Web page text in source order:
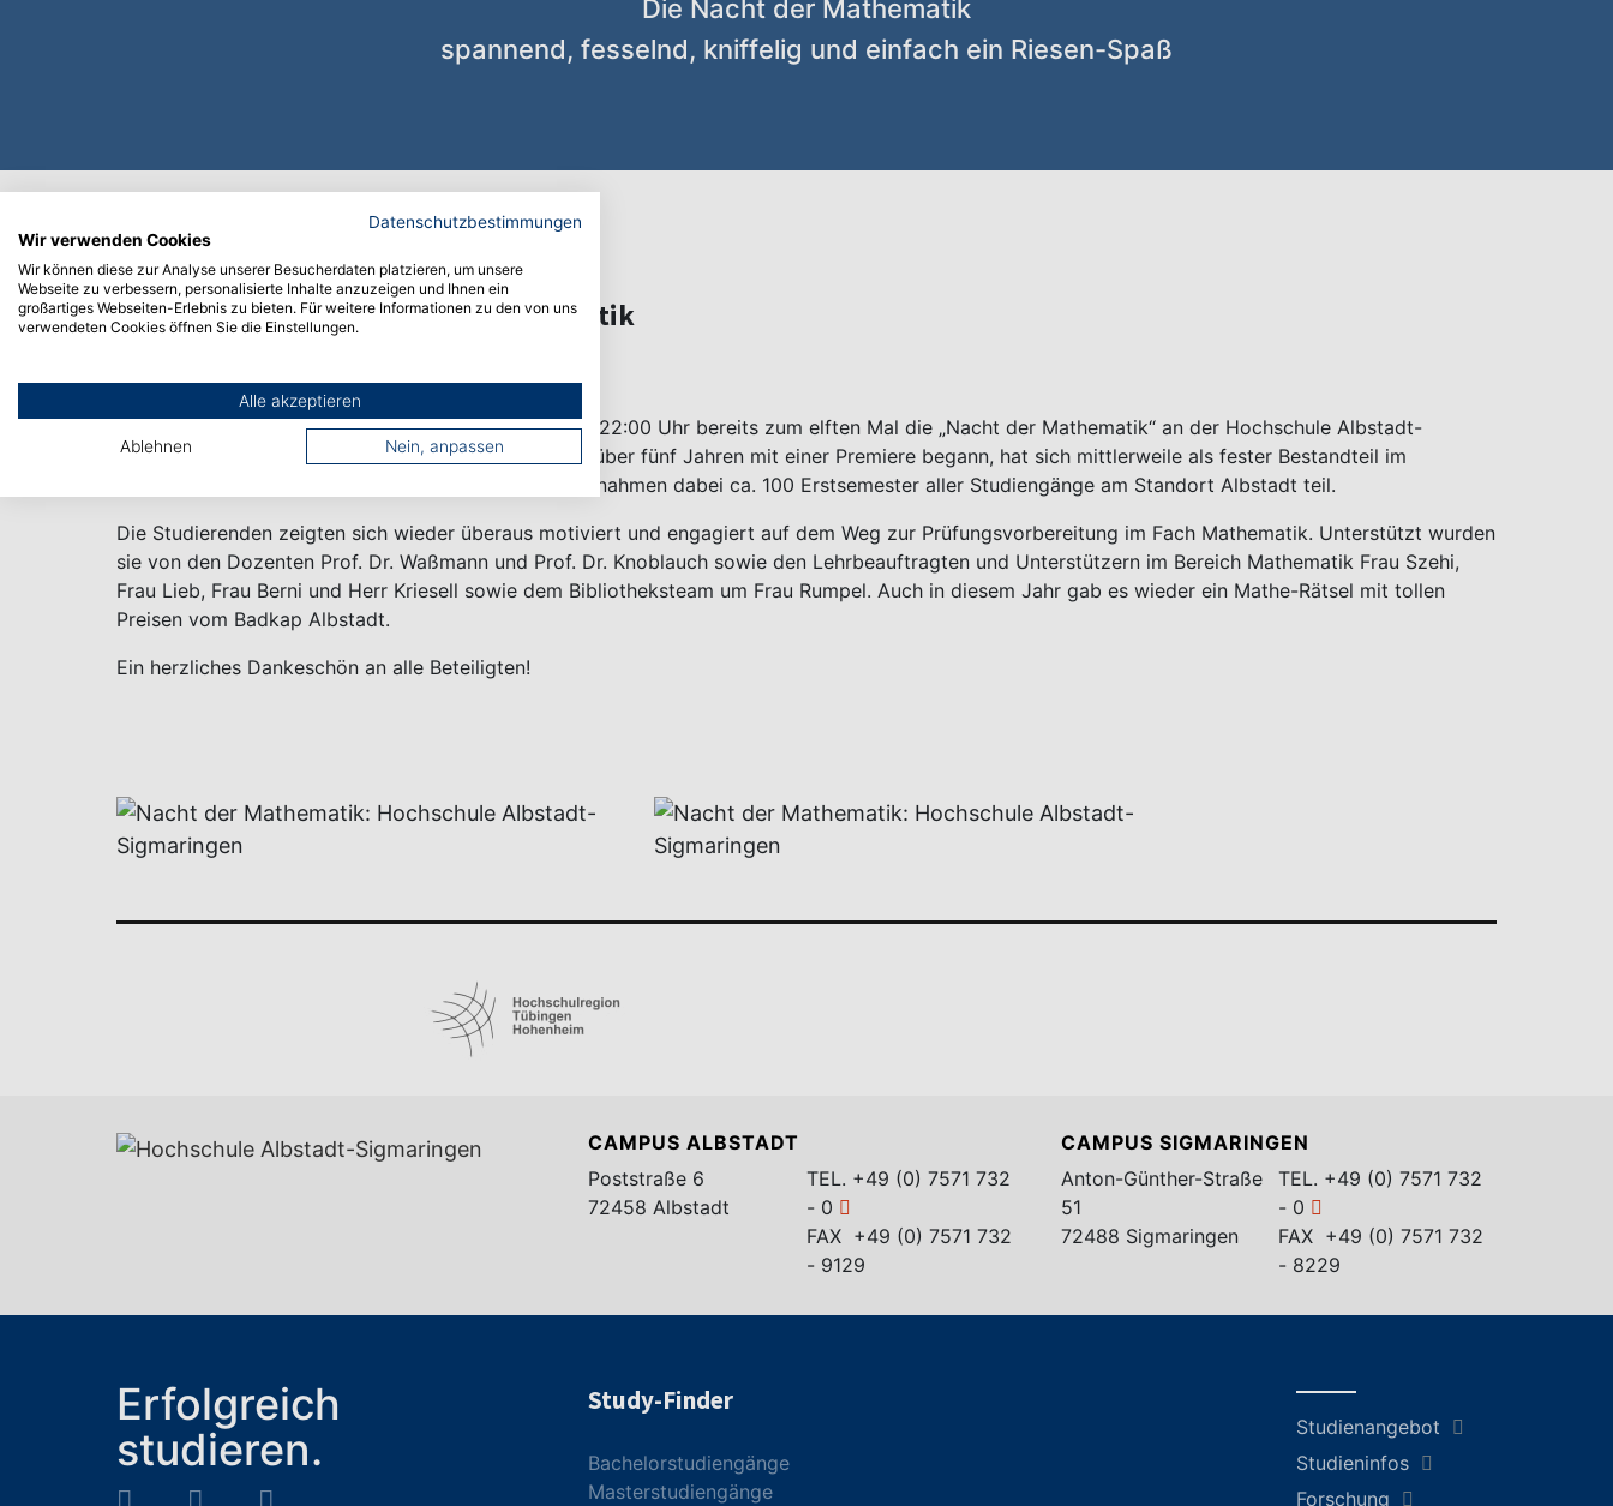
Die Nacht der Mathematik
spannend, fesselnd, kniffelig und einfach ein Riesen-Spaß
Rückblick: Die 11. Nacht der Mathematik
Am Abend des 4. Dezember 2018 fand von 17:30 bis 22:00 Uhr bereits zum elften Mal die „Nacht der Mathematik“ an der Hochschule Albstadt-
Sigmaringen in der Mensa in Albstadt statt. Was vor über fünf Jahren mit einer Premiere begann, hat sich mittlerweile als fester Bestandteil im
Semester etabliert. An der 11. Nacht der Mathematik nahmen dabei ca. 100 Erstsemester aller Studiengänge am Standort Albstadt teil.
Die Studierenden zeigten sich wieder überaus motiviert und engagiert auf dem Weg zur Prüfungsvorbereitung im Fach Mathematik. Unterstützt wurden
sie von den Dozenten Prof. Dr. Waßmann und Prof. Dr. Knoblauch sowie den Lehrbeauftragten und Unterstützern im Bereich Mathematik Frau Szehi,
Frau Lieb, Frau Berni und Herr Kriesell sowie dem Bibliotheksteam um Frau Rumpel. Auch in diesem Jahr gab es wieder ein Mathe-Rätsel mit tollen
Preisen vom Badkap Albstadt.
Ein herzliches Dankeschön an alle Beteiligten!
CAMPUS ALBSTADT
Poststraße 6
72458 Albstadt
TEL. +49 (0) 7571 732
- 0
FAX +49 (0) 7571 732
- 9129
CAMPUS SIGMARINGEN
Anton-Günther-Straße
51
72488 Sigmaringen
TEL. +49 (0) 7571 732
- 0
FAX +49 (0) 7571 732
- 8229
Erfolgreich
studieren.
Study-Finder
Bachelorstudiengänge
Masterstudiengänge
Studienangebot
Studieninfos
Forschung
Datenschutzbestimmungen
Wir verwenden Cookies
Wir können diese zur Analyse unserer Besucherdaten platzieren, um unsere
Webseite zu verbessern, personalisierte Inhalte anzuzeigen und Ihnen ein
großartiges Webseiten-Erlebnis zu bieten. Für weitere Informationen zu den von uns
verwendeten Cookies öffnen Sie die Einstellungen.
Alle akzeptieren
Ablehnen Nein, anpassen